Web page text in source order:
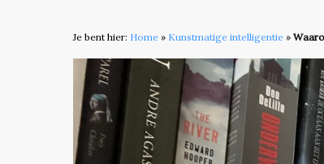
Je bent hier: Home » Kunstmatige intelligentie »